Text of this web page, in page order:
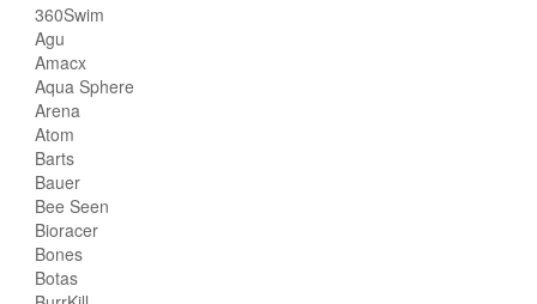
360Swim
Agu
Amacx
Aqua Sphere
Arena
Atom
Barts
Bauer
Bee Seen
Bioracer
Bones
Botas